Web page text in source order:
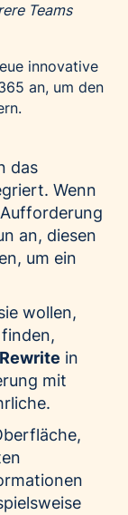
Teams
innovative
an, um den
das
Wenn
an, diesen
um ein
wollen,
Rewrite in
mit